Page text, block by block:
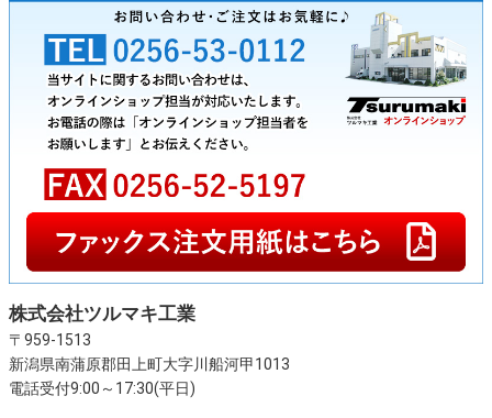
株式会社ツルマキ工業
〒959-1513
新潟県南蒲原郡田上町大字川船河甲1013
電話受付9:00～17:30(平日)